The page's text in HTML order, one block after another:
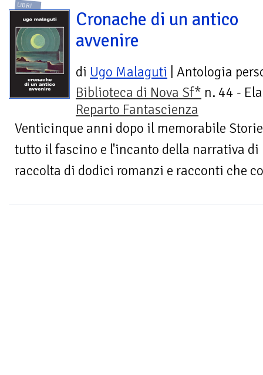
LIBRI
Cronache di un antico
avvenire
di Ugo Malaguti | Antologia
Biblioteca di Nova Sf* n. 44 -
Reparto Fantascienza
Venticinque anni dopo il memorabile
tutto il fascino e l'incanto della narrativa
raccolta di dodici romanzi e racconti che